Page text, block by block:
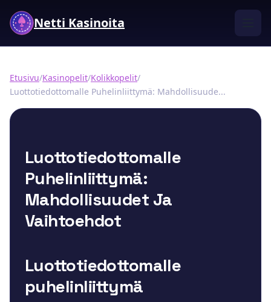
Netti Kasinoita
Etusivu/Kasinopelit/Kolikkopelit/
Luottotiedottomalle Puhelinliittymä: Mahdollisuude...
Luottotiedottomalle
Puhelinliittymä:
Mahdollisuudet Ja
Vaihtoehdot
Luottotiedottomalle
puhelinliittymä